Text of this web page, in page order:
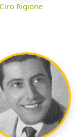
Ciro Rigione